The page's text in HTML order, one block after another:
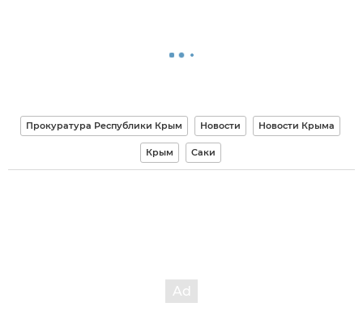
Прокуратура Республики Крым Новости Новости Крыма
Крым Саки